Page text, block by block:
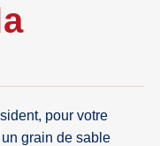
pour votre
grain de sable